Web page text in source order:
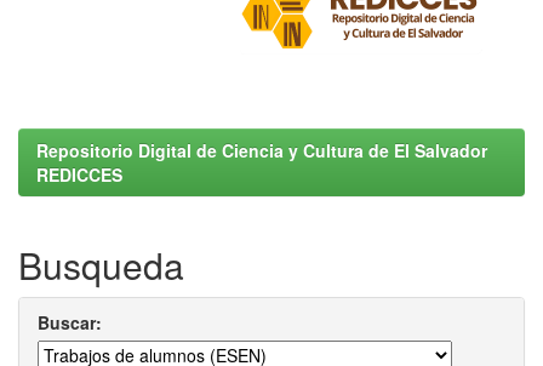
Repositorio Digital de Ciencia y Cultura de El Salvador
REDICCES
Busqueda
Buscar: